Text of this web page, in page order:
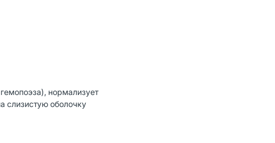
нормализует
слизистую оболочку